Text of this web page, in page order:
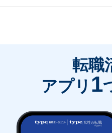
転職
アプリ 1